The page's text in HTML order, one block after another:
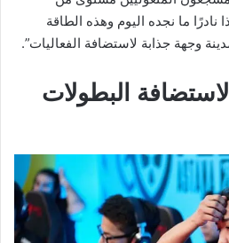
نادرًا ما نجده اليوم وهذه الطاقة
وجهة جذابة لاستضافة الفعاليات”.
البطولات